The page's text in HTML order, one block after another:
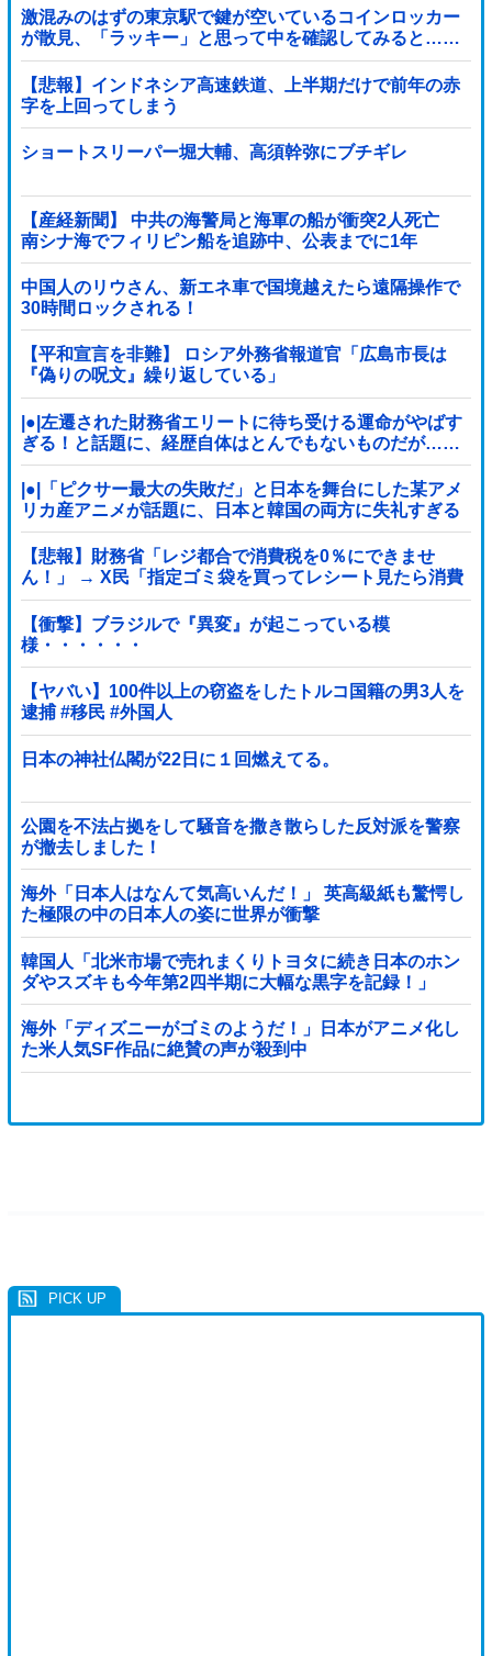
激混みのはずの東京駅で鍵が空いているコインロッカー
が散見、「ラッキー」と思って中を確認してみると……
【悲報】インドネシア高速鉄道、上半期だけで前年の赤
字を上回ってしまう
wwwwwwwwwwwwwwwwwwwwwwwwwwwwwwwwww
wwwwwwwwwww他
ショートスリーパー堀大輔、高須幹弥にブチギレ
【産経新聞】 中共の海警局と海軍の船が衝突2人死亡
南シナ海でフィリピン船を追跡中、公表までに1年
中国人のリウさん、新エネ車で国境越えたら遠隔操作で
30時間ロックされる！
【平和宣言を非難】 ロシア外務省報道官「広島市長は
『偽りの呪文』繰り返している」
|●|左遷された財務省エリートに待ち受ける運命がやばす
ぎる！と話題に、経歴自体はとんでもないものだが……
|●|「ピクサー最大の失敗だ」と日本を舞台にした某アメ
リカ産アニメが話題に、日本と韓国の両方に失礼すぎる
わ……
【悲報】財務省「レジ都合で消費税を0％にできませ
ん！」 → X民「指定ゴミ袋を買ってレシート見たら消費
税はゼロになるんだけど？」ｗｗｗｗｗｗｗｗ...
【衝撃】ブラジルで『異変』が起こっている模
様・・・・・・
【ヤバい】100件以上の窃盗をしたトルコ国籍の男3人を
逮捕 #移民 #外国人
日本の神社仏閣が22日に１回燃えてる。
公園を不法占拠をして騒音を撒き散らした反対派を警察
が撤去しました！
海外「日本人はなんて気高いんだ！」 英高級紙も驚愕し
た極限の中の日本人の姿に世界が衝撃
韓国人「北米市場で売れまくりトヨタに続き日本のホン
ダやスズキも今年第2四半期に大幅な黒字を記録！」
→「あまりにも見事なV字回復‥」
海外「ディズニーがゴミのようだ！」日本がアニメ化し
た米人気SF作品に絶賛の声が殺到中